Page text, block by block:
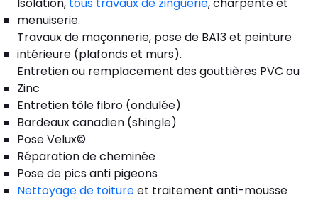
menuiserie.
Travaux de maçonnerie, pose de BA13 et peinture
intérieure (plafonds et murs).
Entretien ou remplacement des gouttières PVC ou
Zinc
Entretien tôle fibro (ondulée)
Bardeaux canadien (shingle)
Pose Velux©
Réparation de cheminée
Pose de pics anti pigeons
Nettoyage de toitureet traitement anti-mousse